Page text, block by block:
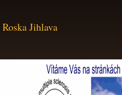
Roska Jihlava